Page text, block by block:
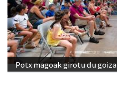
Potx magoak girotu du goiza